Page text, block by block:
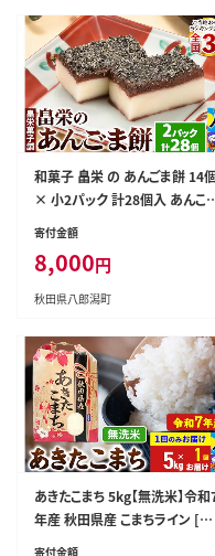
和菓子 畠栄 の あんごま餅 14
× 小2パック 計28個入 あんこ
ま お取り寄せ ご当地おやつ スイ
ーツ 和スイーツ お菓子 冷凍 畠
栄菓子舗
寄付金額
8,000円
秋田県八郎潟町
あきたこまち 5kg【無洗米】令和7
年産 秋田県産 こまちライン [こ
まちライン あきたこまち ブランド